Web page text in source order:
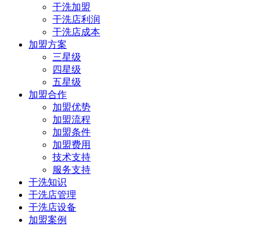
干洗加盟
干洗店利润
干洗店成本
加盟方案
三星级
四星级
五星级
加盟合作
加盟优势
加盟流程
加盟条件
加盟费用
技术支持
服务支持
干洗知识
干洗店管理
干洗店设备
加盟案例